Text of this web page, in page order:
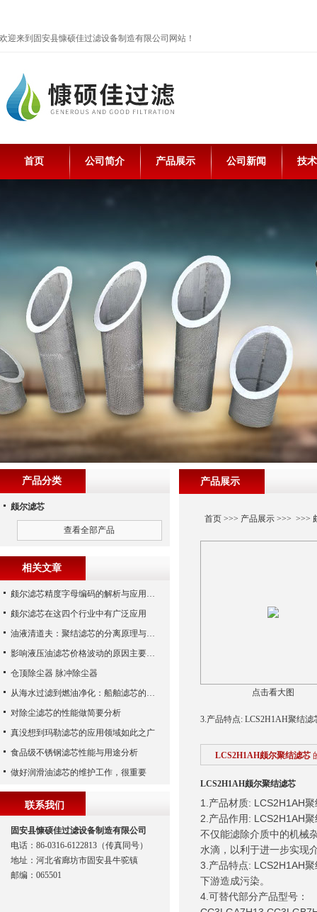
欢迎来到固安县慷硕佳过滤设备制造有限公司网站！
首页 公司简介 产品展示 公司新闻 技
产品展示
首页>>> 产品展示>>> >>>
点击看大图
3.产品特点: LCS2H1AH聚结滤
LCS2H1AH颇尔聚结滤芯
LCS2H1AH颇尔聚结滤芯
1.产品材质: LCS2H1AH
2.产品作用: LCS2H1AH
不仅能滤除介质中的机械
水滴，以利于进一步实现
3.产品特点: LCS2H1AH
下游造成污染。
4.可替代部分产品型号：
产品分类
颇尔滤芯
查看全部产品
相关文章
颇尔滤芯精度字母编码的解析与应用指南
颇尔滤芯在这四个行业中有广泛应用
油液清道夫：聚结滤芯的分离原理与核心作用解析
影响液压油滤芯价格波动的原因主要有哪些呢？
仓顶除尘器 脉冲除尘器
从海水过滤到燃油净化：船舶滤芯的多场景应用解析
对除尘滤芯的性能做简要分析
真没想到玛勒滤芯的应用领域如此之广
食品级不锈钢滤芯性能与用途分析
做好润滑油滤芯的维护工作，很重要
联系我们
固安县慷硕佳过滤设备制造有限公司
电话：86-0316-6122813（传真同号）
地址：河北省廊坊市固安县牛驼镇
邮编：065501